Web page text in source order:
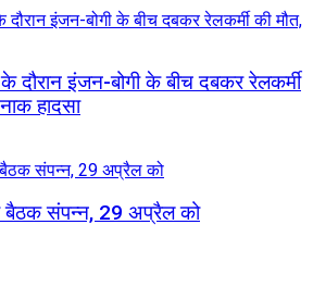
दौरान इंजन-बोगी के बीच दबकर रेलकर्मी
हादसा
बैठक संपन्न, 29 अप्रैल को